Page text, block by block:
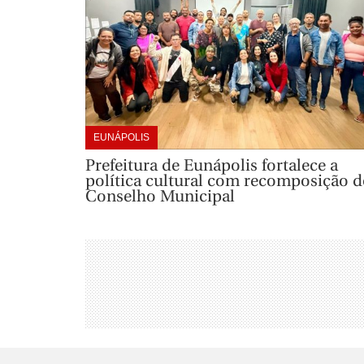
EUNÁPOLIS
Prefeitura de Eunápolis fortalece a
política cultural com recomposição
Conselho Municipal